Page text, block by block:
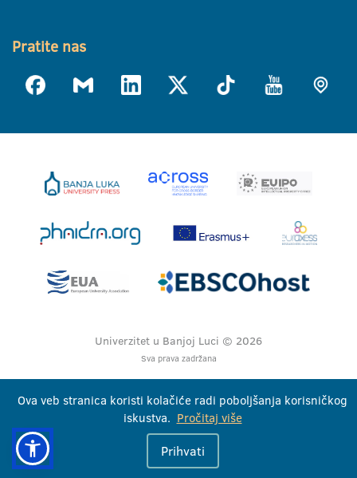
Pratite nas
Univerzitet u Banjoj Luci © 2026
Sva prava zadržana
Ova veb stranica koristi kolačiće radi poboljšanja korisničkog
iskustva. Pročitaj više
Prihvati